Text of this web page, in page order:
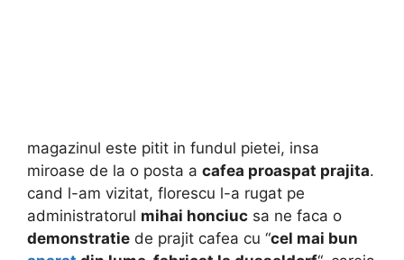
magazinul este pitit in fundul pietei, insa
miroase de la o posta a cafea proaspat prajita.
cand l-am vizitat, florescu l-a rugat pe
administratorul mihai honciuc sa ne faca o
demonstratie de prajit cafea cu “cel mai bun